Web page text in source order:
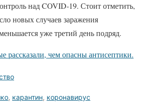
над COVID-19. Стоит отметить,
новых случаев заражения
уже третий день подряд.
рассказали, чем опасны антисептики.
, карантин, коронавирус